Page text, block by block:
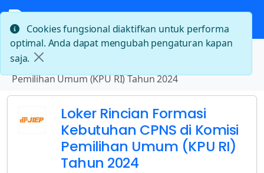
Beranda
Loker Rincian Formasi Kebutuhan CPNS di Komisi
Pemilihan Umum (KPU RI) Tahun 2024
Loker Rincian Formasi
Kebutuhan CPNS di Komisi
Pemilihan Umum (KPU RI)
Tahun 2024
Cookies fungsional diaktifkan untuk performa
optimal. Anda dapat mengubah pengaturan kapan
saja.